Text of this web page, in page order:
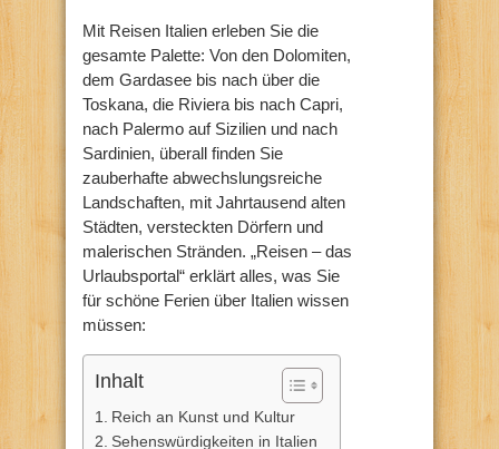
Mit Reisen Italien erleben Sie die
gesamte Palette: Von den Dolomiten,
dem Gardasee bis nach über die
Toskana, die Riviera bis nach Capri,
nach Palermo auf Sizilien und nach
Sardinien, überall finden Sie
zauberhafte abwechslungsreiche
Landschaften, mit Jahrtausend alten
Städten, versteckten Dörfern und
malerischen Stränden. „Reisen – das
Urlaubsportal“ erklärt alles, was Sie
für schöne Ferien über Italien wissen
müssen:
Inhalt
Reich an Kunst und Kultur
Sehenswürdigkeiten in Italien